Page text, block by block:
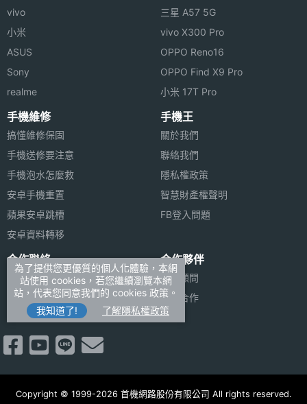
vivo
小米
ASUS
Sony
realme
三星 A57 5G
vivo X300 Pro
OPPO Reno16
OPPO Find X9 Pro
小米 17T Pro
手機維修
搞懂維修保固
手機送修要注意
手機泡水怎麼救
安卓手機重置
蘋果安卓跳槽
安卓資料轉移
手機王
關於我們
聯絡我們
隱私權政策
智慧財產權聲明
FB登入問題
合作聯絡
廣告刊登
加入商店報價
新聞聯絡
合作夥伴
法律顧問
媒體合作
Copyright © 1999-2026 首機網路股份有限公司 All rights reserved.
為了提供您更優質的個人化體驗，本網
站使用 cookies，若您繼續瀏覽本網
站，代表您同意我們的 cookies 政策。
我知道了!
了解隱私權政策